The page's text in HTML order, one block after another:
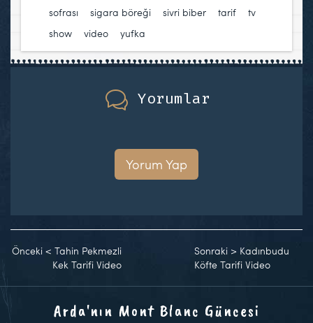
sofrası
sigara böreği sivri biber tarif
tv
show
video yufka
Yorumlar
Yorum Yap
Önceki < Tahin Pekmezli
Kek Tarifi Video
Sonraki > Kadınbudu
Köfte Tarifi Video
Arda'nın Mont Blanc Güncesi